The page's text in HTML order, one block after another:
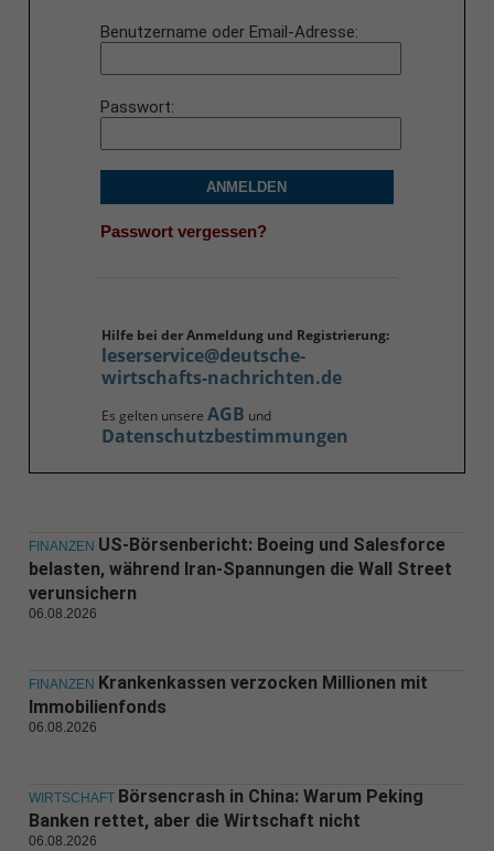
Benutzername oder Email-Adresse
Passwort
ANMELDEN
Passwort vergessen?
Hilfe bei der Anmeldung und Registrierung:
leserservice@deutsche-
wirtschafts-nachrichten.de
Es gelten unsere AGB und
Datenschutzbestimmungen
FINANZEN US-Börsenbericht: Boeing und Salesforce
belasten, während Iran-Spannungen die Wall Street
verunsichern
06.08.2026
FINANZEN Krankenkassen verzocken Millionen mit
Immobilienfonds
06.08.2026
WIRTSCHAFT Börsencrash in China: Warum Peking
Banken rettet, aber die Wirtschaft nicht
06.08.2026